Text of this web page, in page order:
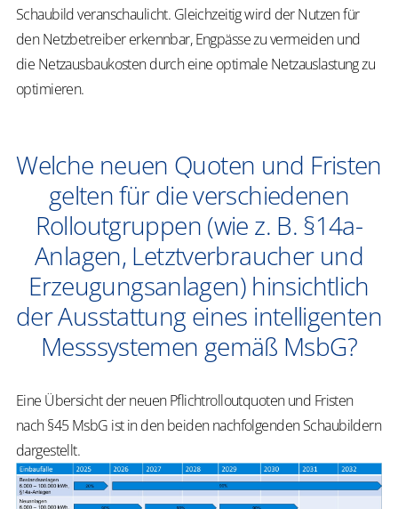
Schaubild veranschaulicht. Gleichzeitig wird der Nutzen für
den Netzbetreiber erkennbar, Engpässe zu vermeiden und
die Netzausbaukosten durch eine optimale Netzauslastung zu
optimieren.
Welche neuen Quoten und Fristen
gelten für die verschiedenen
Rolloutgruppen (wie z. B. §14a-
Anlagen, Letztverbraucher und
Erzeugungsanlagen) hinsichtlich
der Ausstattung eines intelligenten
Messsystemen gemäß MsbG?
Eine Übersicht der neuen Pflichtrolloutquoten und Fristen
nach §45 MsbG ist in den beiden nachfolgenden Schaubildern
dargestellt.